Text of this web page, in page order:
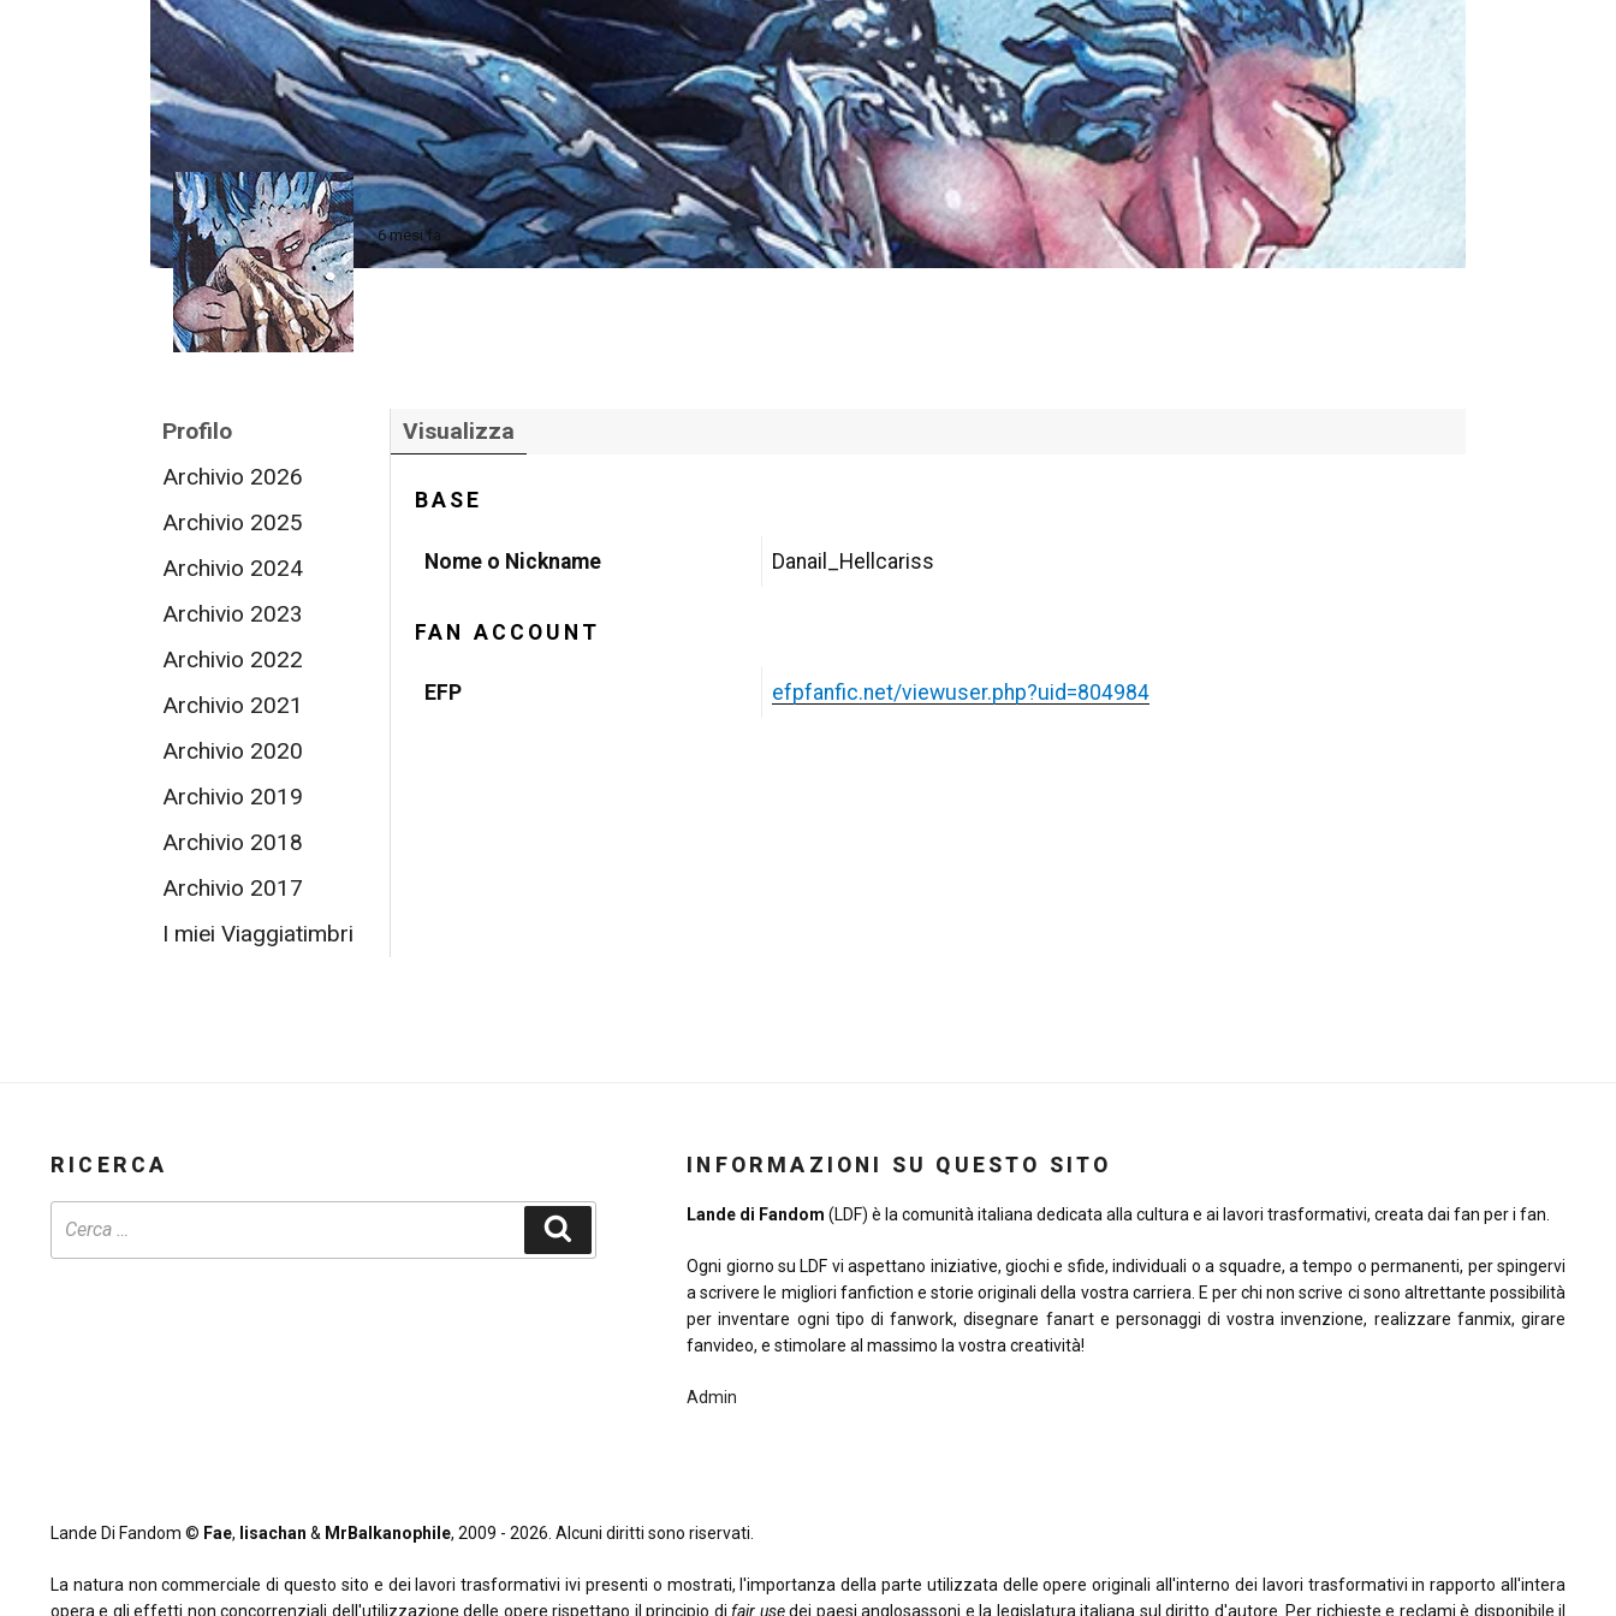
6 mesi fa
Profilo
Archivio 2026
Archivio 2025
Archivio 2024
Archivio 2023
Archivio 2022
Archivio 2021
Archivio 2020
Archivio 2019
Archivio 2018
Archivio 2017
I miei Viaggiatimbri
Visualizza
BASE
Nome o Nickname Danail_Hellcariss
FAN ACCOUNT
EFP efpfanfic.net/viewuser.php?uid=804984
RICERCA INFORMAZIONI SU QUESTO SITO
Lande di Fandom (LDF) è la comunità italiana dedicata alla cultura e ai lavori trasformativi, creata dai fan per i fan.
Ogni giorno su LDF vi aspettano iniziative, giochi e sfide, individuali o a squadre, a tempo o permanenti, per spingervi
a scrivere le migliori fanfiction e storie originali della vostra carriera. E per chi non scrive ci sono altrettante possibilità
per inventare ogni tipo di fanwork, disegnare fanart e personaggi di vostra invenzione, realizzare fanmix, girare
fanvideo, e stimolare al massimo la vostra creatività!
Admin
Lande Di Fandom © Fae, lisachan & MrBalkanophile, 2009 - 2026. Alcuni diritti sono riservati.
La natura non commerciale di questo sito e dei lavori trasformativi ivi presenti o mostrati, l'importanza della parte utilizzata delle opere originali all'interno dei lavori trasformativi in rapporto all'intera
opera e gli effetti non concorrenziali dell'utilizzazione delle opere rispettano il principio difair usedei paesi anglosassoni e la legislatura italiana sul diritto d'autore. Per richieste e reclami è disponibile il